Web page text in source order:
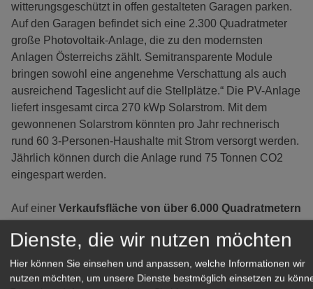
witterungsgeschützt in offen gestalteten Garagen parken.
Auf den Garagen befindet sich eine 2.300 Quadratmeter
große Photovoltaik-Anlage, die zu den modernsten
Anlagen Österreichs zählt. Semitransparente Module
bringen sowohl eine angenehme Verschattung als auch
ausreichend Tageslicht auf die Stellplätze.“ Die PV-Anlage
liefert insgesamt circa 270 kWp Solarstrom. Mit dem
gewonnenen Solarstrom könnten pro Jahr rechnerisch
rund 60 3-Personen-Haushalte mit Strom versorgt werden.
Jährlich können durch die Anlage rund 75 Tonnen CO2
eingespart werden.
Auf einer Verkaufsfläche von über 6.000 Quadratmetern
Anspruch. Übersichtliche Produktpräsentationen,
kompetente Beratung durch qualifizierte Fachkräfte und
umfangreiche Serviceleistungen stehen an der
Dienste, die wir nutzen möchten
Hier können Sie einsehen und anpassen, welche Informationen wir
nutzen möchten, um unsere Dienste bestmöglich einsetzen zu